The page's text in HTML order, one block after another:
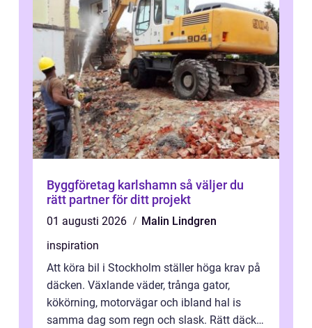
Byggföretag karlshamn så väljer du
rätt partner för ditt projekt
01 augusti 2026
Malin Lindgren
inspiration
Att köra bil i Stockholm ställer höga krav på
däcken. Växlande väder, trånga gator,
kökörning, motorvägar och ibland hal is
samma dag som regn och slask. Rätt däck